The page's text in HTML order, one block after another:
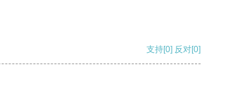
支持[0] 反对[0]